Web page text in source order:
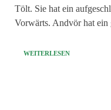
Tölt. Sie hat ein
Vorwärts. Andvör hat
WEITERLESEN